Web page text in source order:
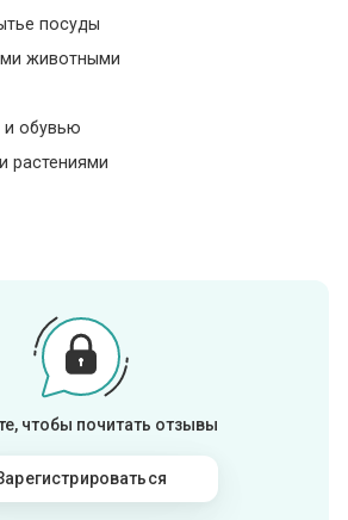
посуды
животными
обувью
растениями
чтобы почитать отзывы